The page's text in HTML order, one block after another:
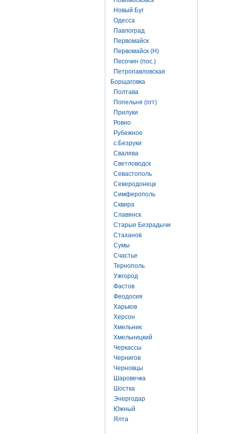
Новый Буг
Одесса
Павлоград
Первомайск
Первомайск (Н)
Песочин (пос.)
Петропавловская
Борщаговка
Полтава
Попельня (пгт)
Прилуки
Ровно
Рубежное
с.Безруки
Свалява
Светловодск
Севастополь
Северодонецк
Симферополь
Сквира
Славянск
Старые Безрадычи
Стаханов
Сумы
Счастье
Тернополь
Ужгород
Фастов
Феодосия
Харьков
Херсон
Хмельник
Хмельницкий
Черкассы
Чернигов
Черновцы
Шаровечка
Шостка
Энергодар
Южный
Ялта